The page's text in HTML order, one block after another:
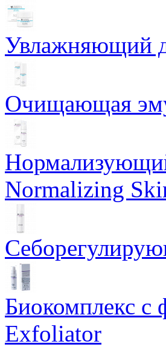
Увлажняющий
Очищающая
Normalizing
Биокомплекс с
Exfoliator